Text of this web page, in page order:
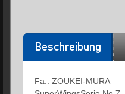
Beschreibung
Fa.: ZOUKEI-MURA